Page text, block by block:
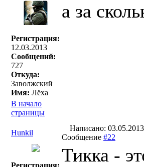
Регистрация:
12.03.2013
Сообщений:
727
Откуда:
Заволжский
Имя: Лёха
а за
В начало
страницы
Hunkil
Написано:
Сообщение #22
Регистрация: Тикка -